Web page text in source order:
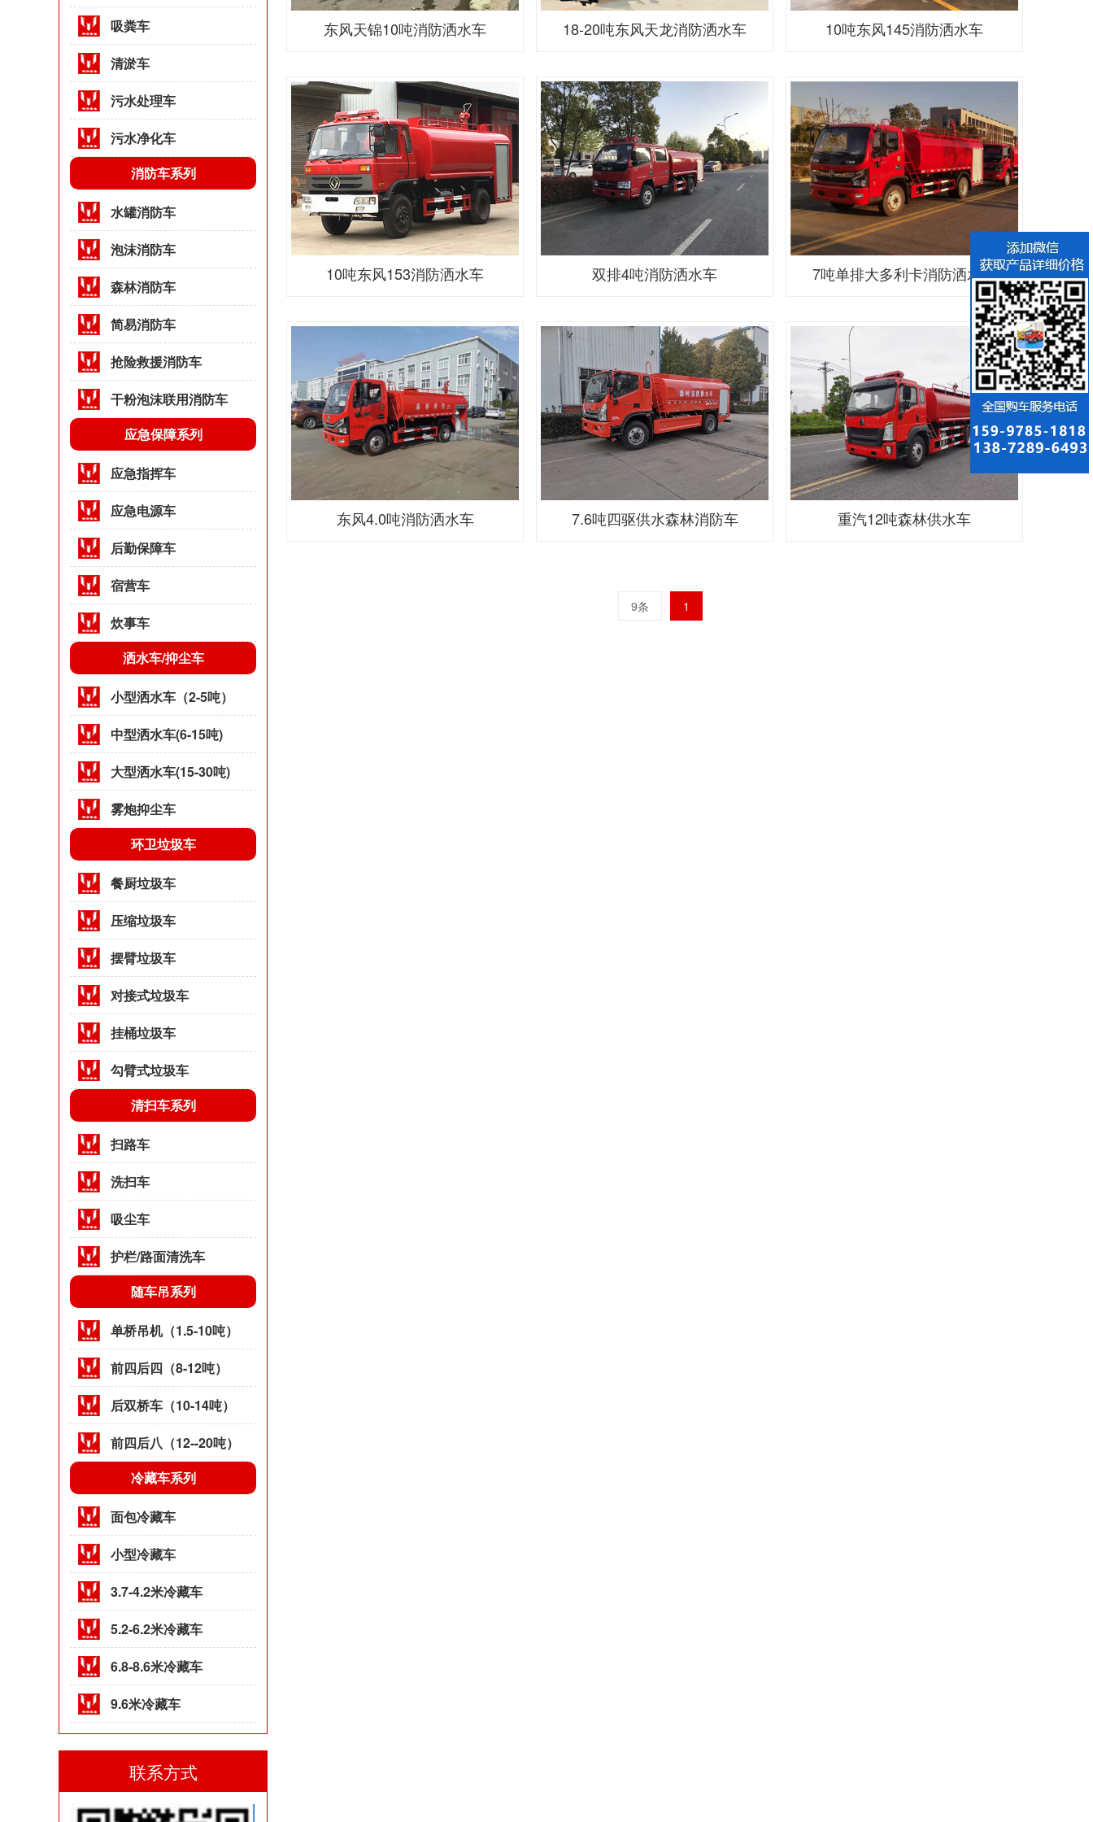
吸粪车
清淤车
污水处理车
污水净化车
消防车系列
水罐消防车
泡沫消防车
森林消防车
简易消防车
抢险救援消防车
干粉泡沫联用消防车
应急保障系列
应急指挥车
应急电源车
后勤保障车
宿营车
炊事车
洒水车/抑尘车
小型洒水车（2-5吨）
中型洒水车(6-15吨)
大型洒水车(15-30吨)
雾炮抑尘车
环卫垃圾车
餐厨垃圾车
压缩垃圾车
摆臂垃圾车
对接式垃圾车
挂桶垃圾车
勾臂式垃圾车
清扫车系列
扫路车
洗扫车
吸尘车
护栏/路面清洗车
随车吊系列
单桥吊机（1.5-10吨）
前四后四（8-12吨）
后双桥车（10-14吨）
前四后八（12--20吨）
冷藏车系列
面包冷藏车
小型冷藏车
3.7-4.2米冷藏车
5.2-6.2米冷藏车
6.8-8.6米冷藏车
9.6米冷藏车
联系方式
东风天锦10吨消防洒水车 18-20吨东风天龙消防洒水车 10吨东风145消防洒水车
10吨东风153消防洒水车 双排4吨消防洒水车 7吨单排大多利卡消防洒水车
东风4.0吨消防洒水车 7.6吨四驱供水森林消防车 重汽12吨森林供水车
9条 1